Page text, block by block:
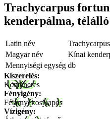
Trachycarpus
kenderpálma,
Latin név
Magyar név
Kínai
Mennyiségi egység db
Kiszerelés:
Konténeres
Fényigény:
FélárnyékosNapos
Vízigény: